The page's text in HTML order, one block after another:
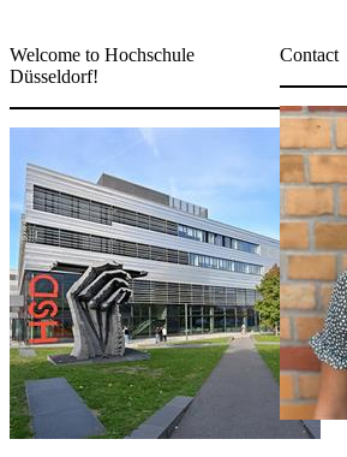
​​​​​​​​​​​​​​​​​​​​​​​Welcome to Hochschule
Düsseldorf!
Contact